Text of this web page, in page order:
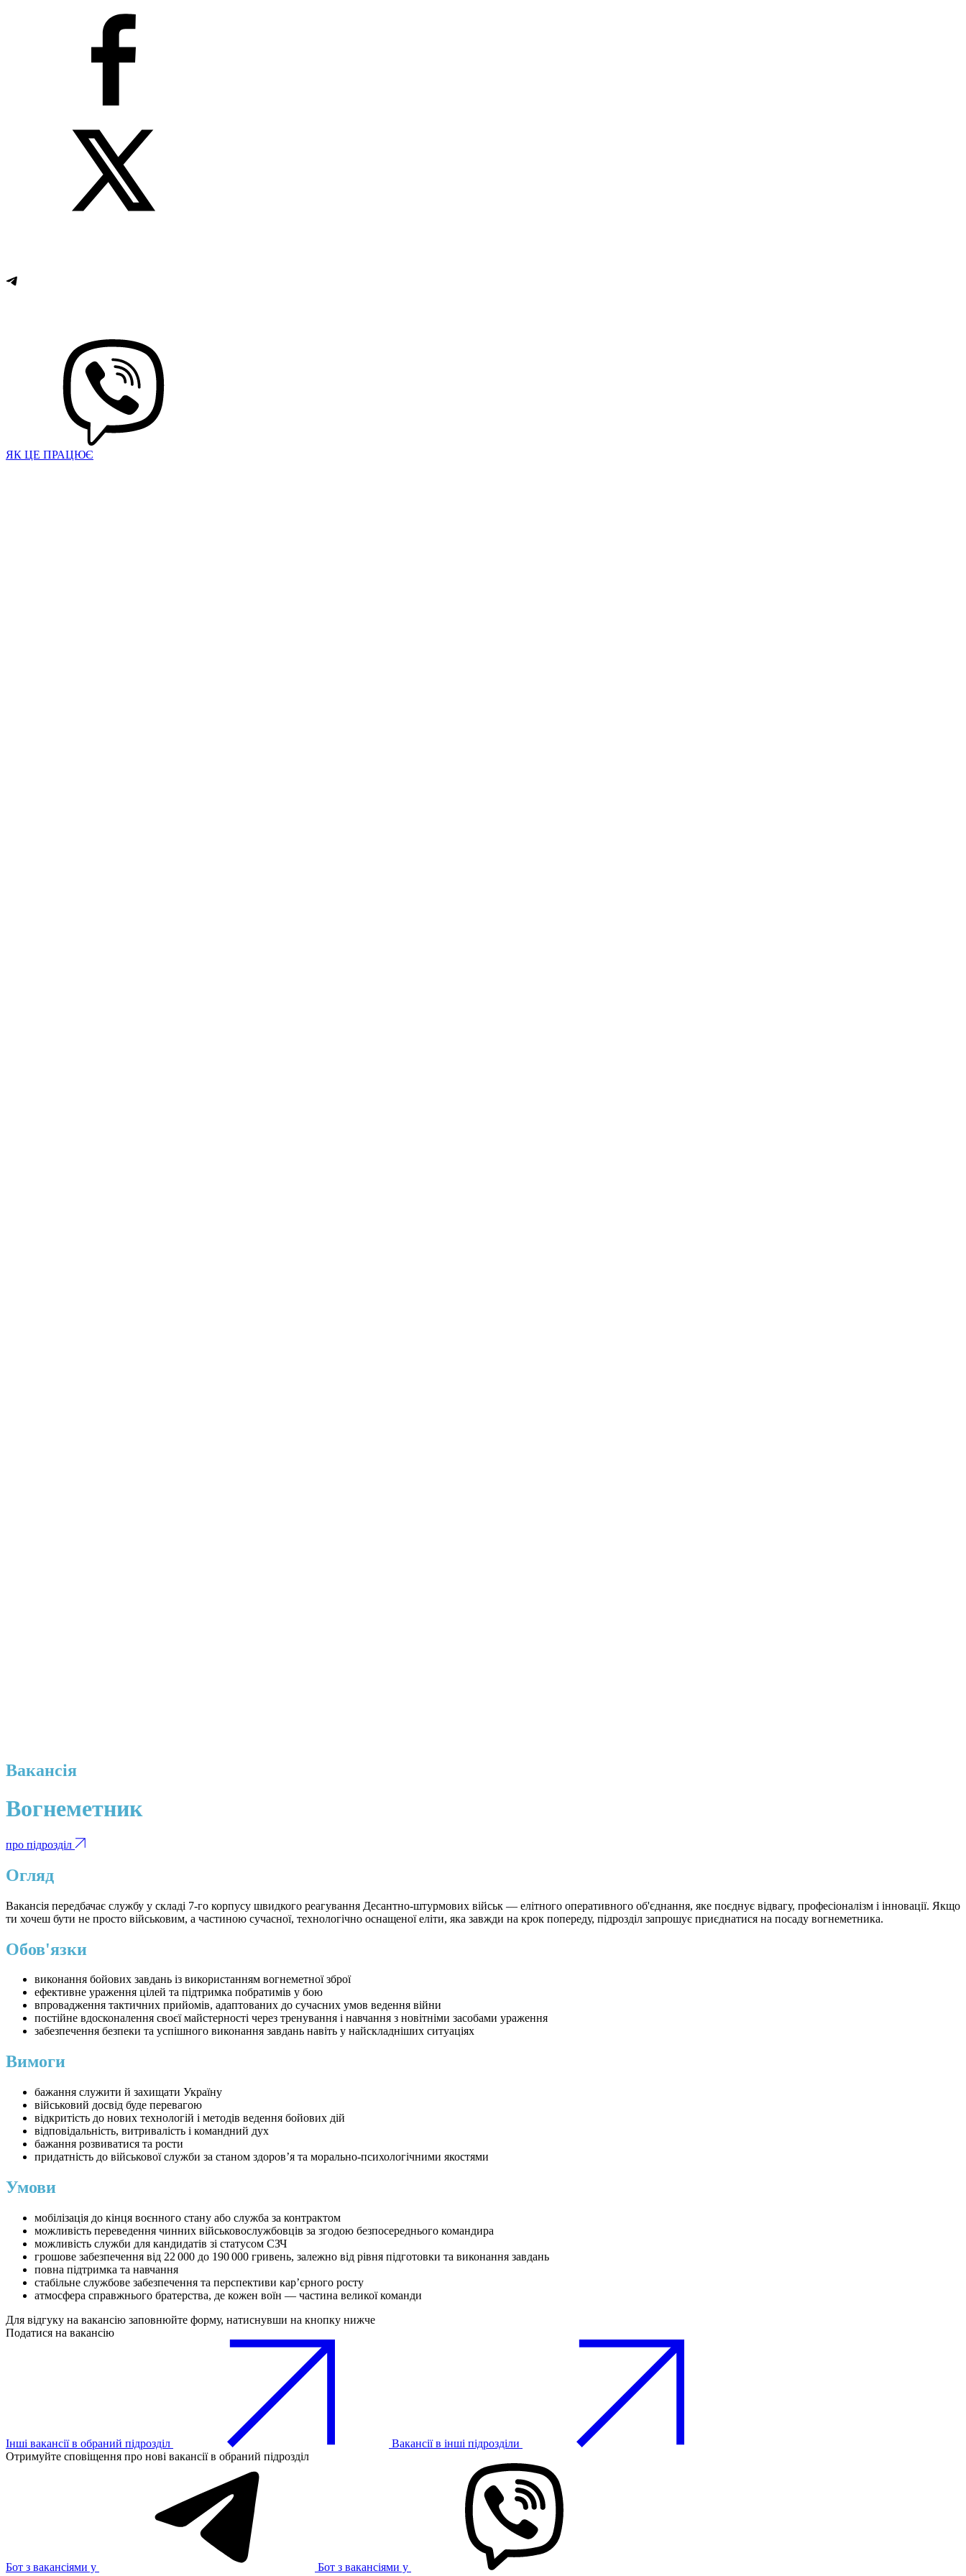
ЯК ЦЕ ПРАЦЮЄ
Вакансія
Вогнеметник
про підрозділ
Огляд
Вакансія передбачає службу у складі 7-го корпусу швидкого реагування Десантно-штурмових військ — елітного оперативного об'єднання, яке поєднує відвагу, професіоналізм і інновації. Якщо
ти хочеш бути не просто військовим, а частиною сучасної, технологічно оснащеної еліти, яка завжди на крок попереду, підрозділ запрошує приєднатися на посаду вогнеметника.
Обов'язки
виконання бойових завдань із використанням вогнеметної зброї
ефективне ураження цілей та підтримка побратимів у бою
впровадження тактичних прийомів, адаптованих до сучасних умов ведення війни
постійне вдосконалення своєї майстерності через тренування і навчання з новітніми засобами ураження
забезпечення безпеки та успішного виконання завдань навіть у найскладніших ситуаціях
Вимоги
бажання служити й захищати Україну
військовий досвід буде перевагою
відкритість до нових технологій і методів ведення бойових дій
відповідальність, витривалість і командний дух
бажання розвиватися та рости
придатність до військової служби за станом здоров’я та морально-психологічними якостями
Умови
мобілізація до кінця воєнного стану або служба за контрактом
можливість переведення чинних військовослужбовців за згодою безпосереднього командира
можливість служби для кандидатів зі статусом СЗЧ
грошове забезпечення від 22 000 до 190 000 гривень, залежно від рівня підготовки та виконання завдань
повна підтримка та навчання
стабільне службове забезпечення та перспективи карʼєрного росту
атмосфера справжнього братерства, де кожен воїн — частина великої команди
Для відгуку на вакансію заповнюйте форму, натиснувши на кнопку нижче
Податися на вакансію
Інші вакансії в обраний підрозділ
Вакансії в інші підрозділи
Отримуйте сповіщення про нові вакансії в обраний підрозділ
Бот з вакансіями у Бот з вакансіями у